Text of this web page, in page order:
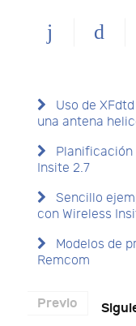
Uso de
una antena
Planificación
Insite 2.7
Sencillo
con Wireless
Modelos de
Remcom
Previo